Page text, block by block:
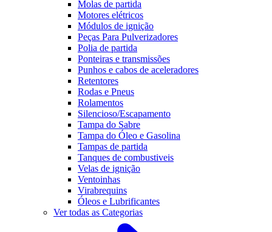
Molas de partida
Motores elétricos
Módulos de ignição
Peças Para Pulverizadores
Polia de partida
Ponteiras e transmissões
Punhos e cabos de aceleradores
Retentores
Rodas e Pneus
Rolamentos
Silencioso/Escapamento
Tampa do Sabre
Tampa do Óleo e Gasolina
Tampas de partida
Tanques de combustiveis
Velas de ignição
Ventoinhas
Virabrequins
Óleos e Lubrificantes
Ver todas as Categorias